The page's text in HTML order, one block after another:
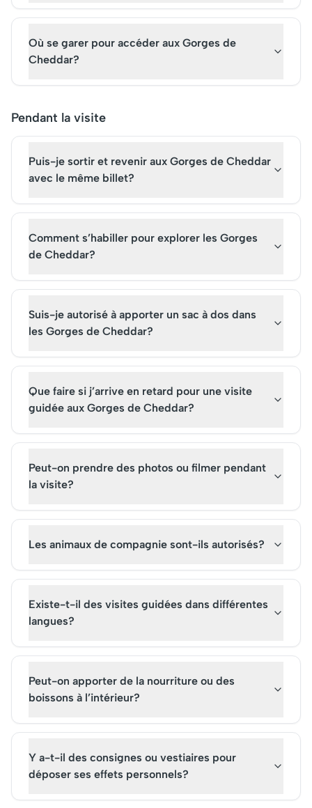
Où se garer pour accéder aux Gorges de
Cheddar?
Pendant la visite
Puis-je sortir et revenir aux Gorges de Cheddar
avec le même billet?
Comment s’habiller pour explorer les Gorges
de Cheddar?
Suis-je autorisé à apporter un sac à dos dans
les Gorges de Cheddar?
Que faire si j’arrive en retard pour une visite
guidée aux Gorges de Cheddar?
Peut-on prendre des photos ou filmer pendant
la visite?
Les animaux de compagnie sont-ils autorisés?
Existe-t-il des visites guidées dans différentes
langues?
Peut-on apporter de la nourriture ou des
boissons à l’intérieur?
Y a-t-il des consignes ou vestiaires pour
déposer ses effets personnels?